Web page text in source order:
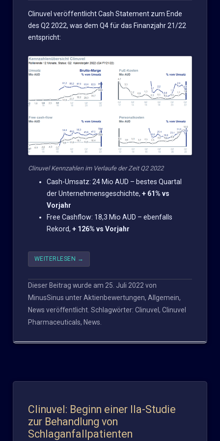
Clinuvel veröffentlicht Cash Statement zum Ende
des Q2 2022, was dem Q4 für das Finanzjahr 21/22
entspricht:
Clinuvel Kennzahlen im Verlaufe der Zeit Q2 2022
Cash-Umsatz: 24 Mio AUD – bestes Quartal
der Unternehmensgeschichte,+ 61% vs
Vorjahr
Free Cashflow: 18,3 Mio AUD – ebenfalls
Rekord,+ 126% vs Vorjahr
WEITERLESEN →
Dieser Beitrag wurde am 25. Juli 2022 von
MinusSinus unterAktienbewertungen, Allgemein,
News veröffentlicht. Schlagwörter: Clinuvel , Clinuvel
Pharmaceuticals, News.
Clinuvel: Beginn einer IIa-Studie
zur Behandlung von
Schlaganfallpatienten